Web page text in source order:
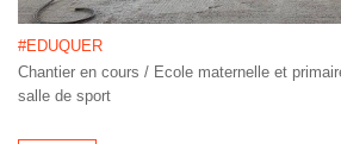
#EDUQUER
Chantier en cours / Ecole maternelle et
salle de sport